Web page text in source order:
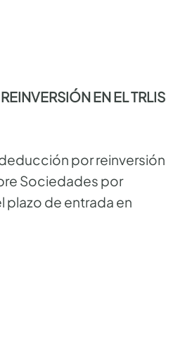
EN EL TRLIS
por reinversión
Sociedades por
plazo de entrada en